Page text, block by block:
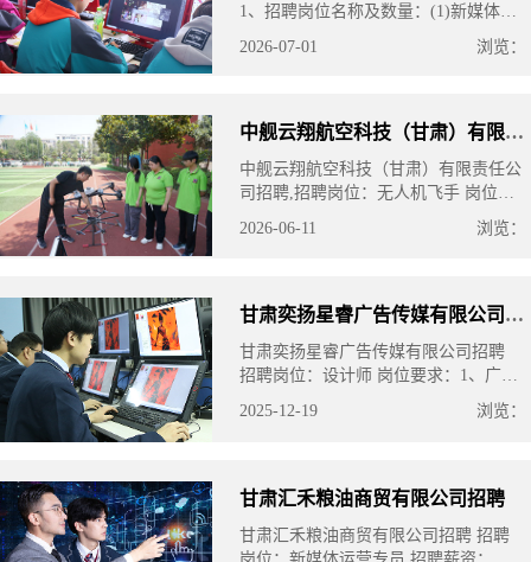
1、招聘岗位名称及数量：(1)新媒体运
营（3人）(2)岗位要求：主要做甘肃本
地生活团购（餐饮，酒店，景区）(3)薪
2026-07-01 浏览：
中舰云翔航空科技（甘肃）有限责任公司
中舰云翔航空科技（甘肃）有限责任公
司招聘,招聘岗位：无人机飞手 岗位要
求：持有中国民航无人机操作员执照；
熟练飞行与维护；工作职责：无人机安
2026-06-11 浏览：
甘肃奕扬星睿广告传媒有限公司招聘
甘肃奕扬星睿广告传媒有限公司招聘
招聘岗位：设计师 岗位要求：1、广告
学、设计学专业者优先；2、有创新能
2025-12-19 浏览：
甘肃汇禾粮油商贸有限公司招聘
甘肃汇禾粮油商贸有限公司招聘 招聘